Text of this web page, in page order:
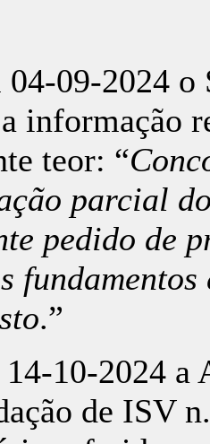
04-09-2024
informação
teor: “
parcial
pedido de
.”
10-2024 a
de ISV